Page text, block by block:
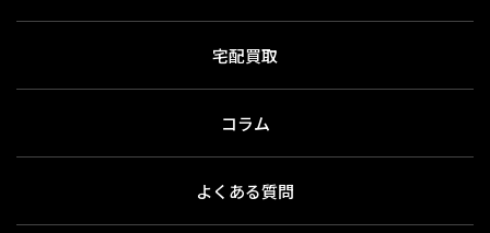
宅配買取
コラム
よくある質問